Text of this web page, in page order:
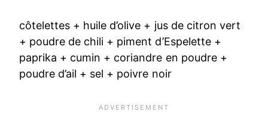
côtelettes + huile d’olive + jus de citron vert
+ poudre de chili + piment d’Espelette +
paprika + cumin + coriandre en poudre +
poudre d’ail + sel + poivre noir